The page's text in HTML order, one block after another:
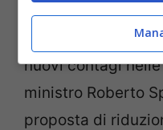
in più di ieri), la
ancora una volta
nuovi contagi
ministro Roberto
proposta di